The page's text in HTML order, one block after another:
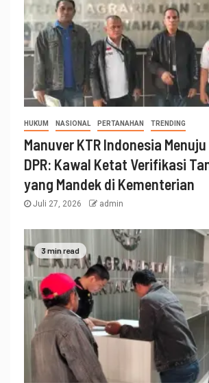
HUKUM NASIONAL PERTANAHAN TRENDING
Manuver KTR Indonesia
DPR: Kawal Ketat Verifikasi
yang Mandek di Kementerian
Juli 27, 2026 admin
3 min read